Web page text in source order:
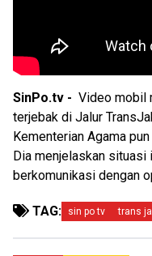
SinPo.tv - Video mobil
terjebak di Jalur
Kementerian Agama
Dia menjelaskan situasi
berkomunikasi dengan
TAG: sin po tv trans